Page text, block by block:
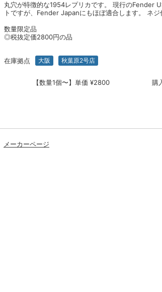
丸穴が特徴的な1954レプリカです。 現行のFender
トですが、Fender Japanにもほぼ適合します。 ネジ
数量限定品
◎税抜定価2800円の品
在庫拠点 大阪 秋葉原2号店
【数量1個〜】単価 ¥2800 購
メーカーページ